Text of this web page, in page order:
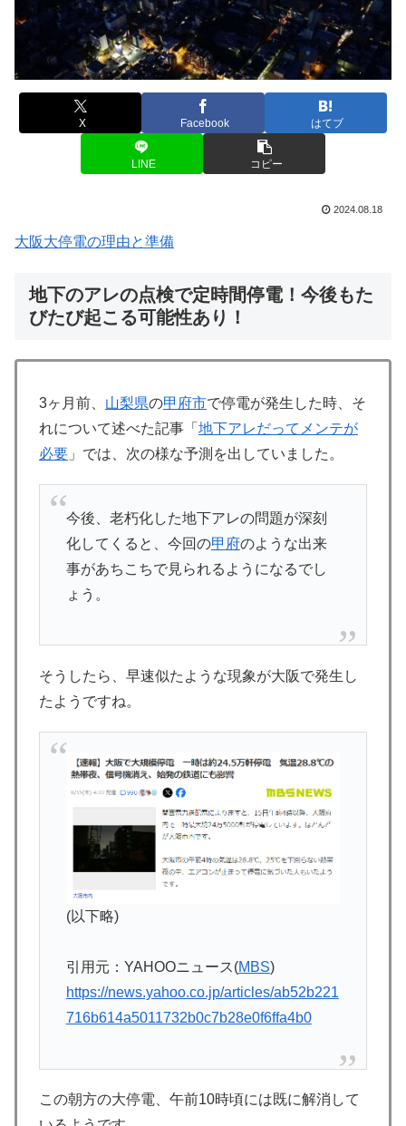
X Facebook はてブ
LINE コピー
2024.08.18
大阪大停電の理由と準備
地下のアレの点検で定時間停電！今後もた
びたび起こる可能性あり！
3ヶ月前、 山梨県の甲府市で停電が発生した時、そ
れについて述べた記事「 地下アレだってメンテが
必要 」では、次の様な予測を出していました。
今後、老朽化した地下アレの問題が深刻
化してくると、今回の甲府のような出来
事があちこちで見られるようになるでし
ょう。
そうしたら、早速似たような現象が大阪で発生し
たようですね。
(以下略)
引用元：YAHOOニュース(MBS)
https://news.yahoo.co.jp/articles/ab52b221
716b614a5011732b0c7b28e0f6ffa4b0
この朝方の大停電、午前10時頃には既に解消して